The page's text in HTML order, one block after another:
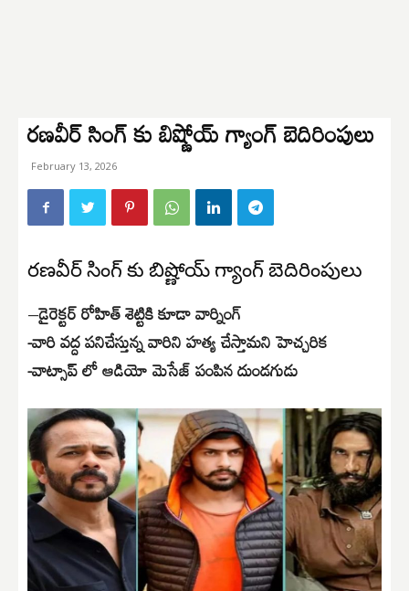
రణవీర్ సింగ్ కు బిష్ణోయ్ గ్యాంగ్ బెదిరింపులు
February 13, 2026
రణవీర్ సింగ్ కు బిష్ణోయ్ గ్యాంగ్ బెదిరింపులు
–డైరెక్టర్ రోహిత్ శెట్టికి కూడా వార్నింగ్
-వారి వద్ద పనిచేస్తున్న వారిని హత్య చేస్తామని హెచ్చరిక
-వాట్సాప్ లో ఆడియో మెసేజ్ పంపిన దుండగుడు